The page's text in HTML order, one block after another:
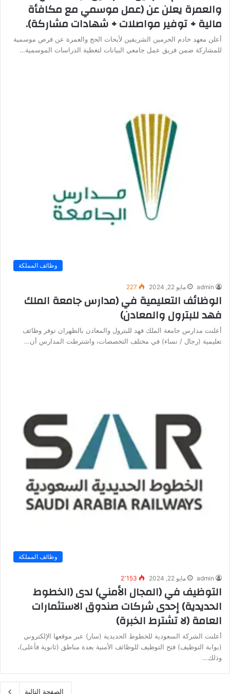
والعمرة يعلن عن (عمل موسمي مع مكافأة
مالية + توفير مواصلات + شهادات مشاركة).
أعلن معهد خادم الحرمين الشريفين لأبحاث الحج والعمرة عن فرص موسمية
للمشاركة ضمن فريق عمل جامعي البيانات لتغطية الدراسات الموسمية…
وظائف المملكة
admin مايو 22, 2024 227
الوظائف التعليمية في (مدارس جامعة الملك
فهد للبترول والمعادن)
أعلنت مدارس جامعة الملك فهد للبترول والمعادن بالظهران توفر وظائف
تعليمية (رجال / نساء) في مختلف التخصصات، واشترطت المدارس أن…
وظائف المملكة
admin مايو 22, 2024 2٬153
التوظيف في (المجال الأمني) لدى (الخطوط
الحديدية) إحدى شركات صندوق الاستثمارات
العامة (لا تشترط الخبرة)
أعلنت الشركة السعودية للخطوط الحديدية (سار) عبر موقعها الإلكتروني
(بوابة التوظيف) فتح التوظيف للوظائف الأمنية بعدة مناطق (ثانوية فأعلى)،
وذلك…
الصفحة التالية